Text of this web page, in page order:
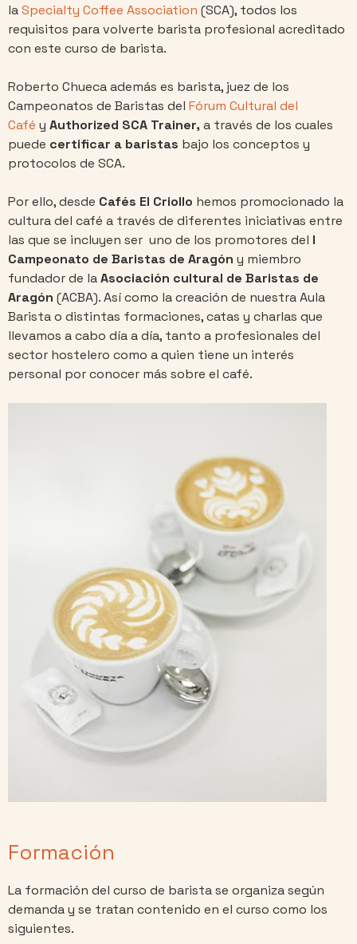
laSpecialty Coffee Association (SCA), todos los
requisitos para volverte barista profesional acreditado
con este curso de barista.
Roberto Chueca además es barista, juez de los
Campeonatos de Baristas del Fórum Cultural del
Café y Authorized SCA Trainer,a través de los cuales
puede certificar a baristas bajo los conceptos y
protocolos de SCA.
Por ello, desde Cafés El Criollo hemos promocionado la
cultura del café a través de diferentes iniciativas entre
las que se incluyen ser uno de los promotores del I
Campeonato de Baristas de Aragón y miembro
fundador de laAsociación cultural de Baristas de
Aragón (ACBA). Así como la creación de nuestra Aula
Barista o distintas formaciones, catas y charlas que
llevamos a cabo día a día, tanto a profesionales del
sector hostelero como a quien tiene un interés
personal por conocer más sobre el café.
Formación
La formación del curso de barista se organiza según
demanda y se tratan contenido en el curso como los
siguientes.